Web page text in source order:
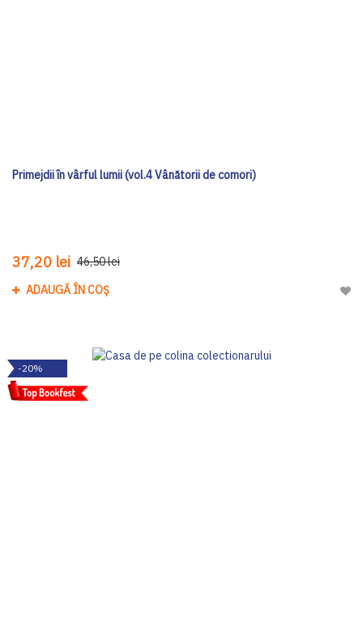
Primejdii în vârful lumii (vol.4 Vânătorii de comori)
37,20 lei 46,50 lei
ADAUGĂ ÎN COȘ
-20%